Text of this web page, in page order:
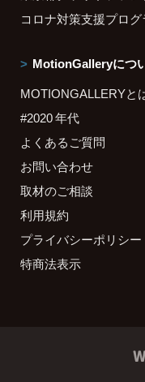
コロナ対策支援プロ
MotionGalleryにつ
MOTIONGALLERYと
#2020 年代
よくあるご質問
お問い合わせ
取材のご相談
利用規約
プライバシーポリシー
特商法表示